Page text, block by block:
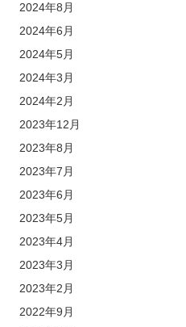
2024年8月
2024年6月
2024年5月
2024年3月
2024年2月
2023年12月
2023年8月
2023年7月
2023年6月
2023年5月
2023年4月
2023年3月
2023年2月
2022年9月